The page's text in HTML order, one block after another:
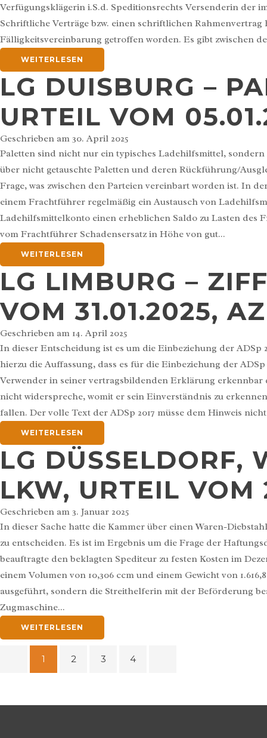
Verfügungsklägerin i.S.d. Speditionsrechts Versenderin der
Schriftliche Verträge bzw. einen schriftlichen
Fälligkeitsvereinbarung getroffen worden. Es gibt zwischen
WEITERLESEN
LG DUISBURG –
URTEIL VOM
Geschrieben am 30. April 2025
Paletten sind nicht nur ein typisches Ladehilfsmittel,
über nicht getauschte Paletten und deren Rückführung/
Frage, was zwischen den Parteien vereinbart worden ist. In
einem Frachtführer regelmäßig ein Austausch von
Ladehilfsmittelkonto einen erheblichen Saldo zu Lasten des
vom Frachtführer Schadensersatz in Höhe von gut...
WEITERLESEN
LG LIMBURG –
VOM 31.01.2025,
Geschrieben am 14. April 2025
In dieser Entscheidung ist es um die Einbeziehung der ADSp
hierzu die Auffassung, dass es für die Einbeziehung der
Verwender in seiner vertragsbildenden Erklärung erkennbar
nicht widerspreche, womit er sein Einverständnis zu
fallen. Der volle Text der ADSp 2017 müsse dem Hinweis
WEITERLESEN
LG DÜSSELDORF,
LKW, URTEIL
Geschrieben am 3. Januar 2025
In dieser Sache hatte die Kammer über einen Waren-
zu entscheiden. Es ist im Ergebnis um die Frage der
beauftragte den beklagten Spediteur zu festen Kosten im
einem Volumen von 10,306 ccm und einem Gewicht von
ausgeführt, sondern die Streithelferin mit der Beförderung
Zugmaschine...
WEITERLESEN
1 2 3 4